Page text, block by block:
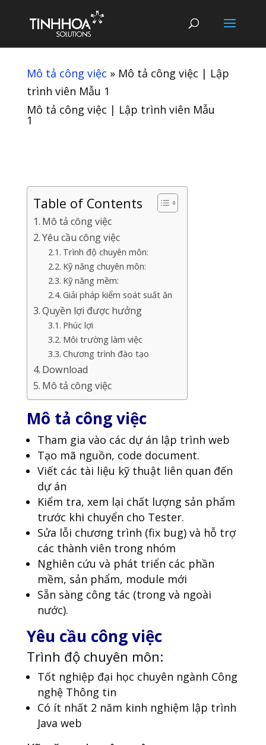
Mô tả công việc » Mô tả công việc | Lập
trình viên Mẫu 1
Mô tả công việc | Lập trình viên Mẫu
1
Table of Contents
Mô tả công việc
Yêu cầu công việc
Trình độ chuyên môn:
Kỹ năng chuyên môn:
Kỹ năng mềm:
Giải pháp kiểm soát suất ăn
Quyền lợi được hưởng
Phúc lợi
Môi trường làm việc
Chương trình đào tạo
Download
Mô tả công việc
Mô tả công việc
Tham gia vào các dự án lập trình web
Tạo mã nguồn, code document.
Viết các tài liệu kỹ thuật liên quan đến
dự án
Kiểm tra, xem lại chất lượng sản phẩm
trước khi chuyển cho Tester.
Sửa lỗi chương trình (fix bug) và hỗ trợ
các thành viên trong nhóm
Nghiên cứu và phát triển các phần
mềm, sản phẩm, module mới
Sẵn sàng công tác (trong và ngoài
nước).
Yêu cầu công việc
Trình độ chuyên môn:
Tốt nghiệp đại học chuyên ngành Công
nghệ Thông tin
Có ít nhất 2 năm kinh nghiệm lập trình
Java web